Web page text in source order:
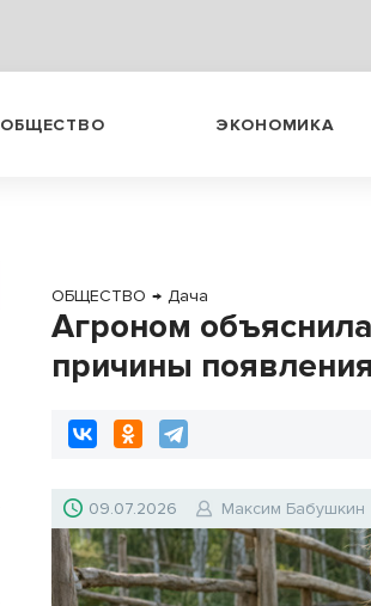
ОБЩЕСТВО ЭКОНОМИКА
ОБЩЕСТВО → Дача
Агроном
причины
09.07.2026 Максим Бабушкин